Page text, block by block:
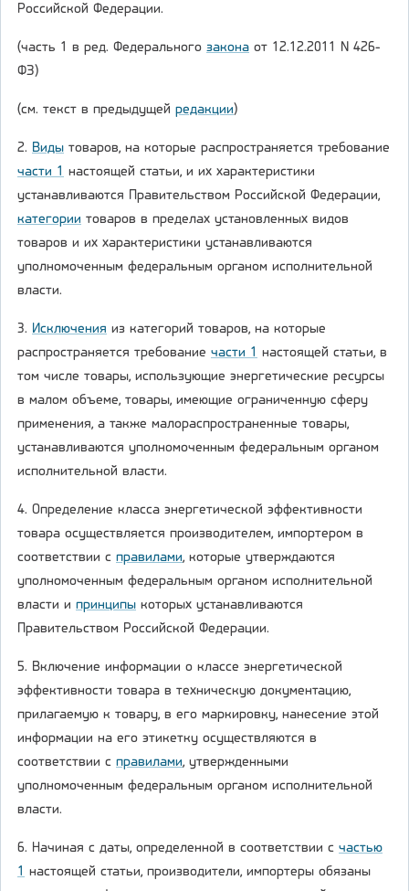
Российской Федерации.
(часть 1 в ред. Федерального закона от 12.12.2011 N 426-
ФЗ)
(см. текст в предыдущей редакции)
2. Виды товаров, на которые распространяется требование
части 1 настоящей статьи, и их характеристики
устанавливаются Правительством Российской Федерации,
категории товаров в пределах установленных видов
товаров и их характеристики устанавливаются
уполномоченным федеральным органом исполнительной
власти.
3. Исключения из категорий товаров, на которые
распространяется требование части 1 настоящей статьи, в
том числе товары, использующие энергетические ресурсы
в малом объеме, товары, имеющие ограниченную сферу
применения, а также малораспространенные товары,
устанавливаются уполномоченным федеральным органом
исполнительной власти.
4. Определение класса энергетической эффективности
товара осуществляется производителем, импортером в
соответствии с правилами, которые утверждаются
уполномоченным федеральным органом исполнительной
власти и принципы которых устанавливаются
Правительством Российской Федерации.
5. Включение информации о классе энергетической
эффективности товара в техническую документацию,
прилагаемую к товару, в его маркировку, нанесение этой
информации на его этикетку осуществляются в
соответствии с правилами, утвержденными
уполномоченным федеральным органом исполнительной
власти.
6. Начиная с даты, определенной в соответствии с частью
1 настоящей статьи, производители, импортеры обязаны